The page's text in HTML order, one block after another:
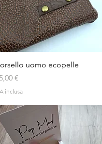
Vista rapida
uomo ecopelle
€
inclusa